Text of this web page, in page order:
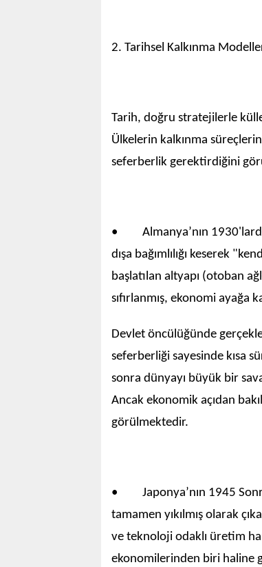
2. Tarihsel Kalkınma
Tarih, doğru stratejilerle
Ülkelerin kalkınma
seferberlik gerektirdiğini
• Almanya’nın
dışa bağımlılığı keserek
başlatılan altyapı (otoban
sıfırlanmış, ekonomi ayağa
Devlet öncülüğünde
seferberliği sayesinde kısa
sonra dünyayı büyük bir
Ancak ekonomik açıdan
görülmektedir.
• Japonya’nın 1945
tamamen yıkılmış olarak
ve teknoloji odaklı üretim
ekonomilerinden biri haline